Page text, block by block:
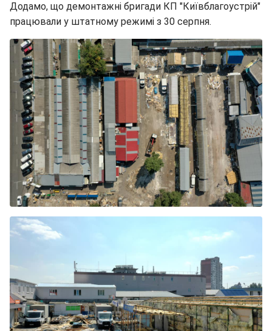
Додамо, що демонтажні бригади КП "Київблагоустрій"
працювали у штатному режимі з 30 серпня.